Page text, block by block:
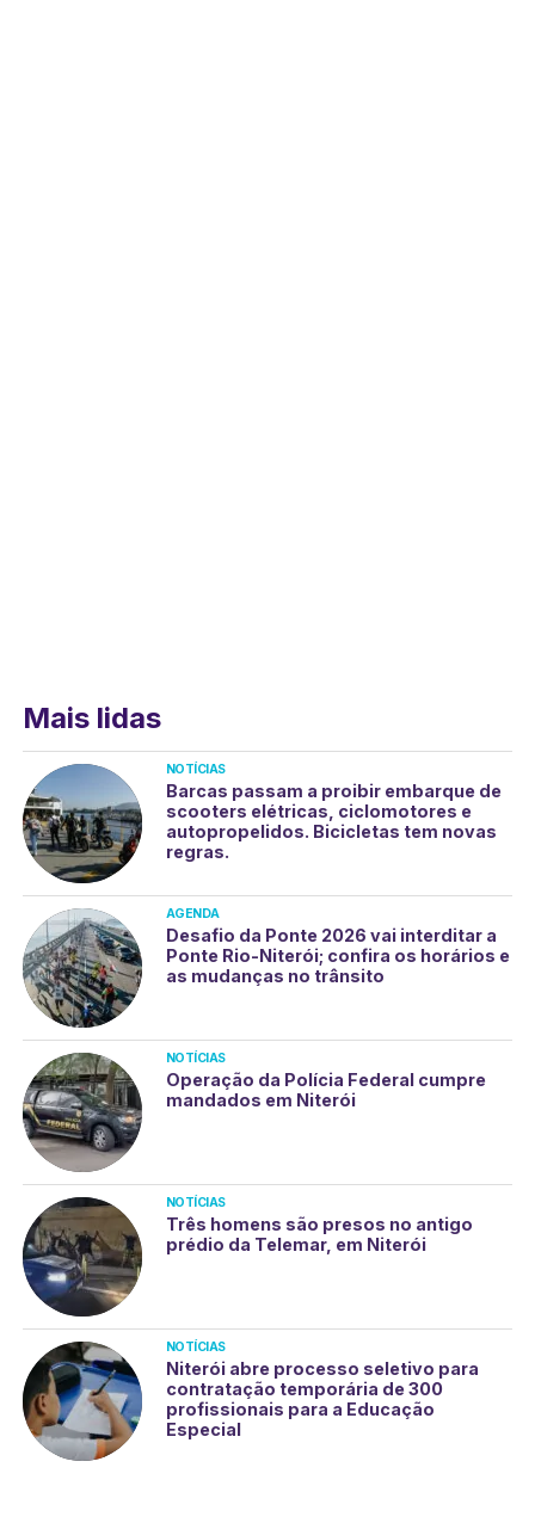
Mais lidas
NOTÍCIAS
Barcas passam a proibir embarque de
scooters elétricas, ciclomotores e
autopropelidos. Bicicletas tem novas
regras.
AGENDA
Desafio da Ponte 2026 vai interditar a
Ponte Rio-Niterói; confira os horários e
as mudanças no trânsito
NOTÍCIAS
Operação da Polícia Federal cumpre
mandados em Niterói
NOTÍCIAS
Três homens são presos no antigo
prédio da Telemar, em Niterói
NOTÍCIAS
Niterói abre processo seletivo para
contratação temporária de 300
profissionais para a Educação
Especial